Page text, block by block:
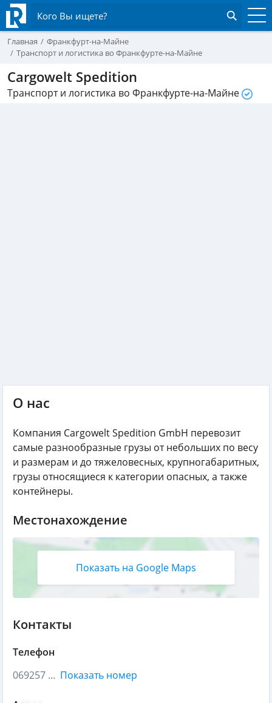
Кого Вы ищете?
Главная
Франкфурт-на-Майне
Транспорт и логистика во Франкфурте-на-Майне
Cargowelt Spedition
Транспорт и логистика во Франкфурте-на-Майне
О нас
Компания Cargowelt Spedition GmbH перевозит
самые разнообразные грузы от небольших по весу
и размерам и до тяжеловесных, крупногабаритных,
грузы относящиеся к категории опасных, а также
контейнеры.
Местонахождение
Показать на Google Maps
Контакты
Телефон
069257 ... Показать номер